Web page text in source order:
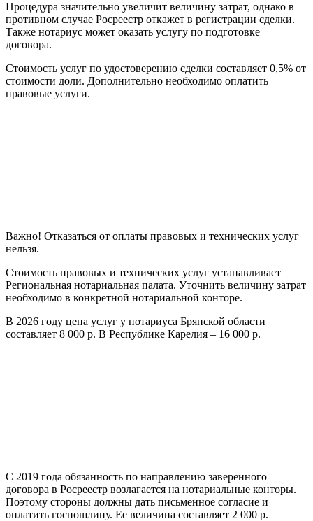
Процедура значительно увеличит величину затрат, однако в
противном случае Росреестр откажет в регистрации сделки.
Также нотариус может оказать услугу по подготовке
договора.
Стоимость услуг по удостоверению сделки составляет 0,5% от
стоимости доли. Дополнительно необходимо оплатить
правовые услуги.
Важно! Отказаться от оплаты правовых и технических услуг
нельзя.
Стоимость правовых и технических услуг устанавливает
Региональная нотариальная палата. Уточнить величину затрат
необходимо в конкретной нотариальной конторе.
В 2026 году цена услуг у нотариуса Брянской области
составляет 8 000 р. В Республике Карелия – 16 000 р.
С 2019 года обязанность по направлению заверенного
договора в Росреестр возлагается на нотариальные конторы.
Поэтому стороны должны дать письменное согласие и
оплатить госпошлину. Ее величина составляет 2 000 р.